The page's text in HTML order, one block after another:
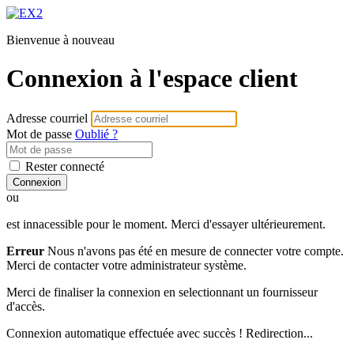
Bienvenue à nouveau
Connexion à l'espace client
Adresse courriel
Mot de passe Oublié ?
Rester connecté
Connexion
ou
est innacessible pour le moment. Merci d'essayer ultérieurement.
Erreur Nous n'avons pas été en mesure de connecter votre compte.
Merci de contacter votre administrateur système.
Merci de finaliser la connexion en selectionnant un fournisseur
d'accès.
Connexion automatique effectuée avec succès ! Redirection...